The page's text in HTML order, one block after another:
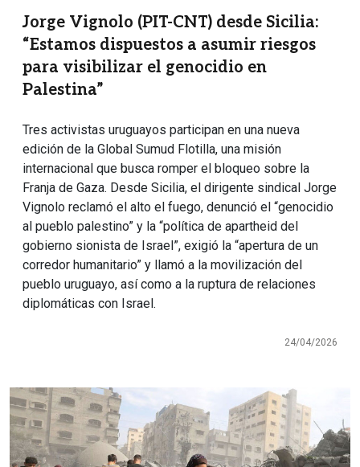
Jorge Vignolo (PIT-CNT) desde Sicilia:
“Estamos dispuestos a asumir riesgos
para visibilizar el genocidio en
Palestina”
Tres activistas uruguayos participan en una nueva
edición de la Global Sumud Flotilla, una misión
internacional que busca romper el bloqueo sobre la
Franja de Gaza. Desde Sicilia, el dirigente sindical Jorge
Vignolo reclamó el alto el fuego, denunció el “genocidio
al pueblo palestino” y la “política de apartheid del
gobierno sionista de Israel”, exigió la “apertura de un
corredor humanitario” y llamó a la movilización del
pueblo uruguayo, así como a la ruptura de relaciones
diplomáticas con Israel.
24/04/2026
Imagen